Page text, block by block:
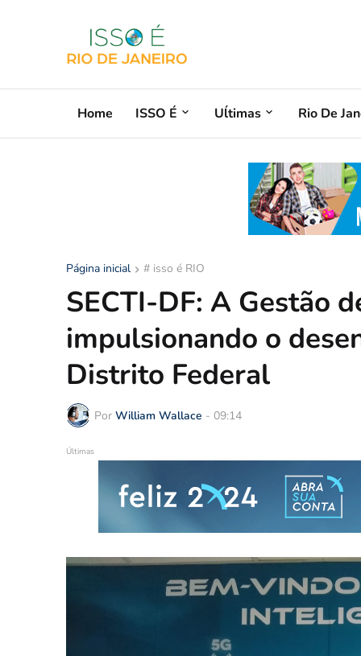
Home ISSO É Uĺtimas Rio De
Página inicial # isso é RIO
SECTI-DF: A Gestão
impulsionando o
Distrito Federal
Por William Wallace - 09:14
Últimas